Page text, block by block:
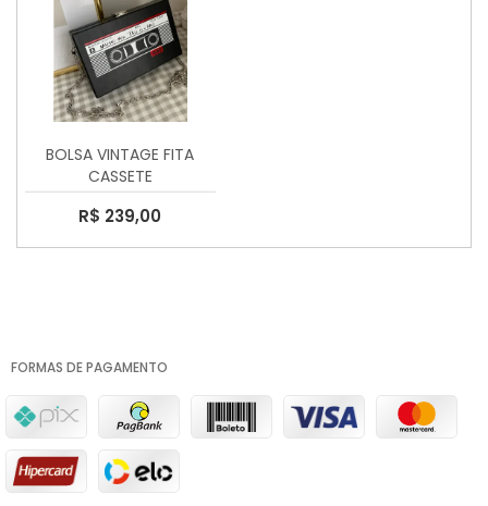
BOLSA VINTAGE FITA
CASSETE
R$ 239,00
FORMAS DE PAGAMENTO